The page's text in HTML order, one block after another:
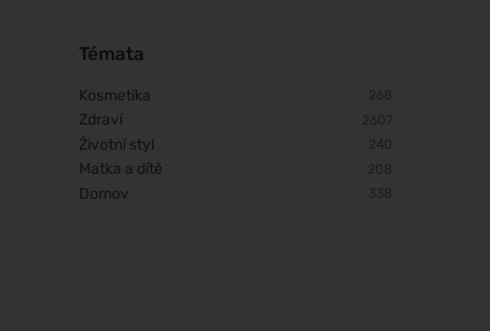
Témata
Kosmetika 268
Zdraví 2607
Životní styl 240
Matka a dítě 208
Domov 338